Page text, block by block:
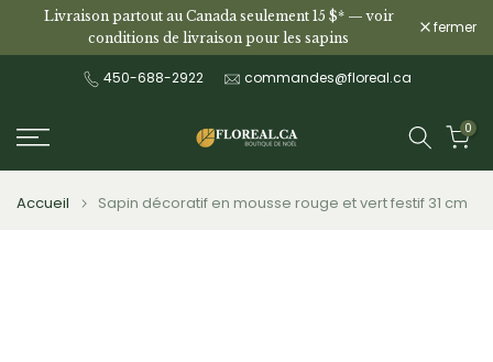
AllerLivraison partout au Canada seulement 15 $* —voir
conditions de livraison pour les sapins
fermer
450-688-2922 commandes@floreal.ca
0
Accueil Sapin décoratif en mousse rouge et vert festif 31 cm